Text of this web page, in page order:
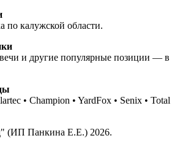
по калужской области.
и другие популярные позиции — в
• Champion • YardFox • Senix • Total
(ИП Панкина Е.Е.) 2026.